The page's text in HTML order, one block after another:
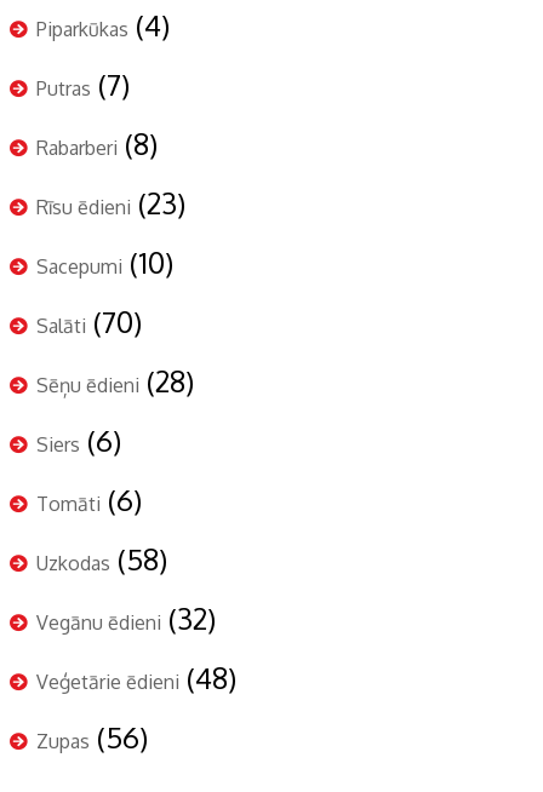
Piparkūkas (4)
Putras (7)
Rabarberi (8)
Rīsu ēdieni (23)
Sacepumi (10)
Salāti (70)
Sēņu ēdieni (28)
Siers (6)
Tomāti (6)
Uzkodas (58)
Vegānu ēdieni (32)
Veģetārie ēdieni (48)
Zupas (56)